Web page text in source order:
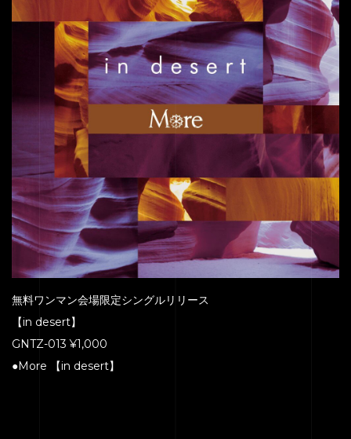
無料ワンマン会場限定シングルリリース
【in desert】
GNTZ-013 ¥1,000
●More 【in desert】